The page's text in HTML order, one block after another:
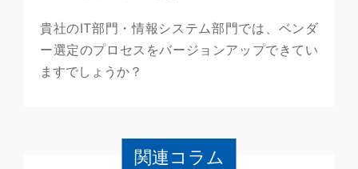
貴社のIT部門・情報システム部門では、ベンダ
ー選定のプロセスをバージョンアップできてい
ますでしょうか？
関連コラム